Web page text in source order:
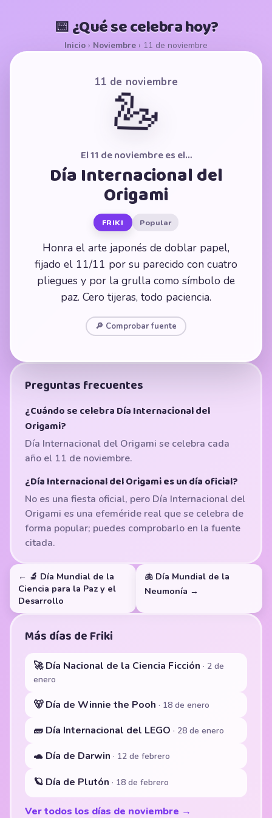
📅 ¿Qué se celebra hoy?
Inicio › Noviembre › 11 de noviembre
11 de noviembre
🦢
El 11 de noviembre es el…
Día Internacional del
Origami
FRIKI Popular
Honra el arte japonés de doblar papel,
fijado el 11/11 por su parecido con cuatro
pliegues y por la grulla como símbolo de
paz. Cero tijeras, todo paciencia.
🔎 Comprobar fuente
Preguntas frecuentes
¿Cuándo se celebra Día Internacional del
Origami?
Día Internacional del Origami se celebra cada
año el 11 de noviembre.
¿Día Internacional del Origami es un día oficial?
No es una fiesta oficial, pero Día Internacional del
Origami es una efeméride real que se celebra de
forma popular; puedes comprobarlo en la fuente
citada.
← 🔬 Día Mundial de la
Ciencia para la Paz y el
Desarrollo
🫁 Día Mundial de la
Neumonía →
Más días de Friki
🚀 Día Nacional de la Ciencia Ficción · 2 de
enero
🐻 Día de Winnie the Pooh · 18 de enero
🧱 Día Internacional del LEGO · 28 de enero
🐢 Día de Darwin · 12 de febrero
🪐 Día de Plutón · 18 de febrero
Ver todos los días de noviembre →